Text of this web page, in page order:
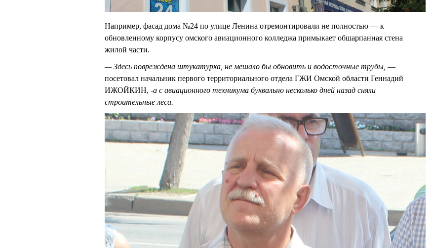
Например, фасад дома №24 по улице Ленина отремонтировали не полностью — к
обновленному корпусу омского авиационного колледжа примыкает обшарпанная стена
жилой части.
— Здесь повреждена штукатурка, не мешало бы обновить и водосточные трубы, —
посетовал начальник первого территориального отдела ГЖИ Омской области Геннадий
ИЖОЙКИН, -а с авиационного техникума буквально несколько дней назад сняли
строительные леса.